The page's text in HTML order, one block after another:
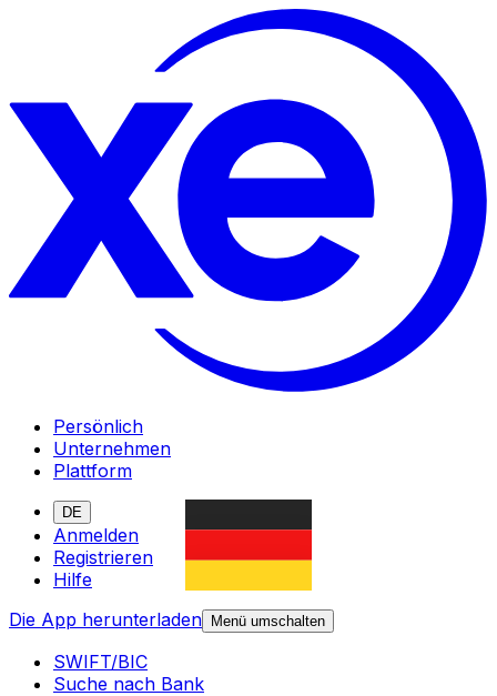
Persönlich
Unternehmen
Plattform
DE
Anmelden
Registrieren
Hilfe
Die App herunterladen
Menü umschalten
SWIFT/BIC
Suche nach Bank